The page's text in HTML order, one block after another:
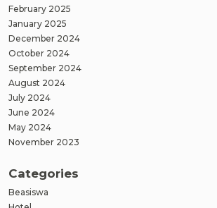
February 2025
January 2025
December 2024
October 2024
September 2024
August 2024
July 2024
June 2024
May 2024
November 2023
Categories
Beasiswa